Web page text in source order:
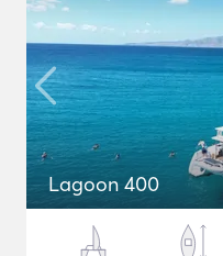
Lagoon 400